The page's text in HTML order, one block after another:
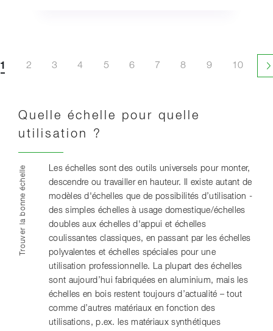
1 2 3 4 5 6 7 8 9 10
Quelle échelle pour quelle
utilisation ?
Trouver la bonne échelle
Les échelles sont des outils universels pour monter,
descendre ou travailler en hauteur. Il existe autant de
modèles d'échelles que de possibilités d’utilisation -
des simples échelles à usage domestique/échelles
doubles aux échelles d'appui et échelles
coulissantes classiques, en passant par les échelles
polyvalentes et échelles spéciales pour une
utilisation professionnelle. La plupart des échelles
sont aujourd’hui fabriquées en aluminium, mais les
échelles en bois restent toujours d’actualité – tout
comme d’autres matériaux en fonction des
utilisations, p.ex. les matériaux synthétiques